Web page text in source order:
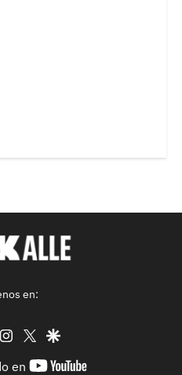
en:
instagram
twittergoogle
en
youtube-